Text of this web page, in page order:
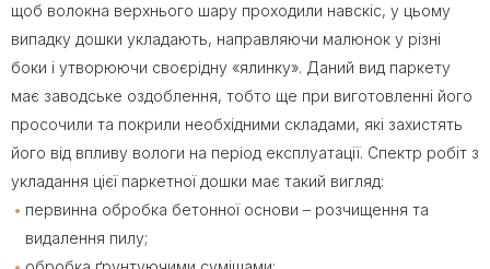
щоб волокна верхнього шару проходили навскіс, у цьому
випадку дошки укладають, направляючи малюнок у різні
боки і утворюючи своєрідну «ялинку». Даний вид паркету
має заводське оздоблення, тобто ще при виготовленні його
просочили та покрили необхідними складами, які захистять
його від впливу вологи на період експлуатації. Спектр робіт з
укладання цієї паркетної дошки має такий вигляд:
первинна обробка бетонної основи – розчищення та
видалення пилу;